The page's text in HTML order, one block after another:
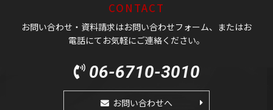
CONTACT
お問い合わせ・資料請求はお問い合わせフォーム、またはお
電話にてお気軽にご連絡ください。
06-6710-3010
お問い合わせへ